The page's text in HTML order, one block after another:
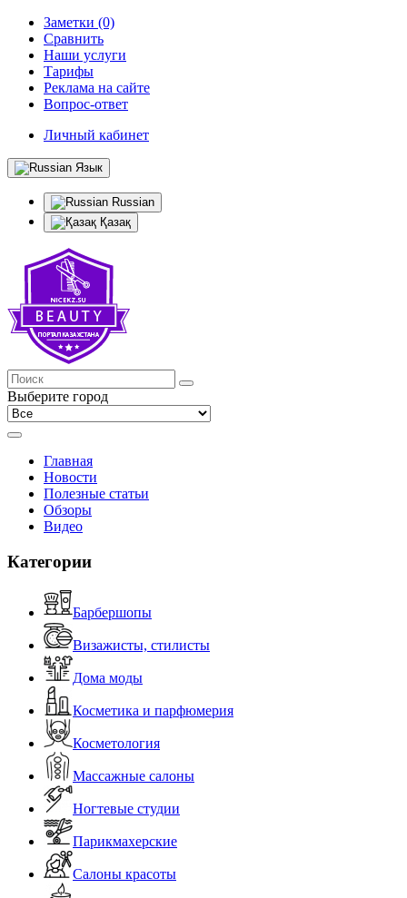
Заметки (0)
Сравнить
Наши услуги
Тарифы
Реклама на сайте
Вопрос-ответ
Личный кабинет
Язык
Russian
Қазақ
Выберите город
Главная
Новости
Полезные статьи
Обзоры
Видео
Категории
Барбершопы
Визажисты, стилисты
Дома моды
Косметика и парфюмерия
Косметология
Массажные салоны
Ногтевые студии
Парикмахерские
Салоны красоты